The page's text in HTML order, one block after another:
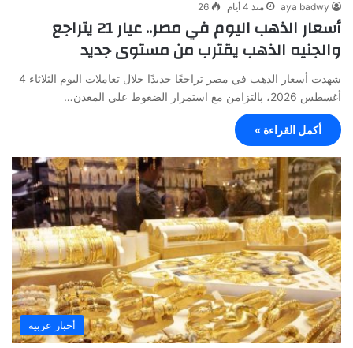
aya badwy منذ 4 أيام 26
أسعار الذهب اليوم في مصر.. عيار 21 يتراجع
والجنيه الذهب يقترب من مستوى جديد
شهدت أسعار الذهب في مصر تراجعًا جديدًا خلال تعاملات اليوم الثلاثاء 4
أغسطس 2026، بالتزامن مع استمرار الضغوط على المعدن…
أكمل القراءة »
أخبار عربية